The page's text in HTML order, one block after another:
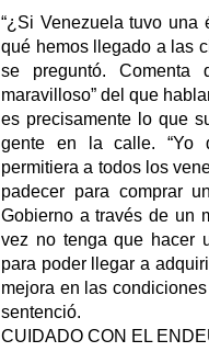
“¿Si Venezuela tuvo una
qué hemos llegado a las
se preguntó.
maravilloso” del que
es precisamente lo que
gente en la calle. “Yo
permitiera a todos los
padecer para comprar
Gobierno a través de un
vez no tenga que hacer
para poder llegar a
mejora en las
sentenció.
CUIDADO CON EL